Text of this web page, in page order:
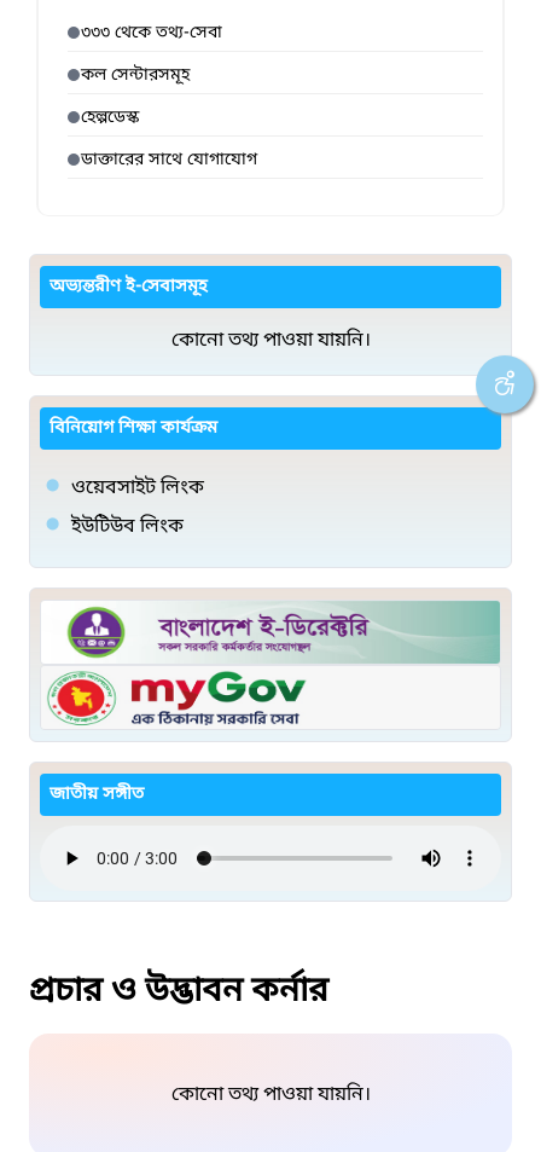
৩৩৩ থেকে তথ্য-সেবা
কল সেন্টারসমূহ
হেল্পডেস্ক
ডাক্তারের সাথে যোগাযোগ
অভ্যন্তরীণ ই-সেবাসমূহ
কোনো তথ্য পাওয়া যায়নি।
বিনিয়োগ শিক্ষা কার্যক্রম
ওয়েবসাইট লিংক
ইউটিউব লিংক
জাতীয় সঙ্গীত
প্রচার ও উদ্ভাবন কর্নার
কোনো তথ্য পাওয়া যায়নি।